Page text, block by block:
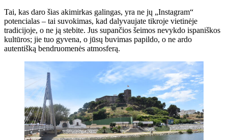
Tai, kas daro šias akimirkas galingas, yra ne jų „Instagram“
potencialas – tai suvokimas, kad dalyvaujate tikroje vietinėje
tradicijoje, o ne ją stebite. Jus supančios šeimos nevykdo ispaniškos
kultūros; jie tuo gyvena, o jūsų buvimas papildo, o ne ardo
autentišką bendruomenės atmosferą.